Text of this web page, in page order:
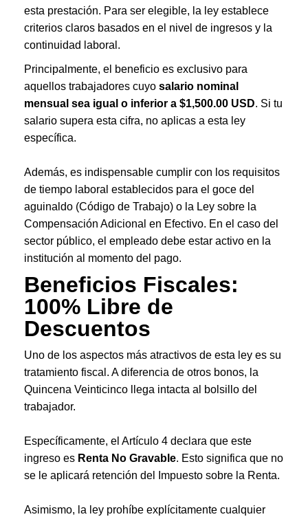
esta prestación. Para ser elegible, la ley establece
criterios claros basados en el nivel de ingresos y la
continuidad laboral.
Principalmente, el beneficio es exclusivo para
aquellos trabajadores cuyo salario nominal
mensual sea igual o inferior a $1,500.00 USD. Si tu
salario supera esta cifra, no aplicas a esta ley
específica.
Además, es indispensable cumplir con los requisitos
de tiempo laboral establecidos para el goce del
aguinaldo (Código de Trabajo) o la Ley sobre la
Compensación Adicional en Efectivo. En el caso del
sector público, el empleado debe estar activo en la
institución al momento del pago.
Beneficios Fiscales:
100% Libre de
Descuentos
Uno de los aspectos más atractivos de esta ley es su
tratamiento fiscal. A diferencia de otros bonos, la
Quincena Veinticinco llega intacta al bolsillo del
trabajador.
Específicamente, el Artículo 4 declara que este
ingreso es Renta No Gravable. Esto significa que no
se le aplicará retención del Impuesto sobre la Renta.
Asimismo, la ley prohíbe explícitamente cualquier